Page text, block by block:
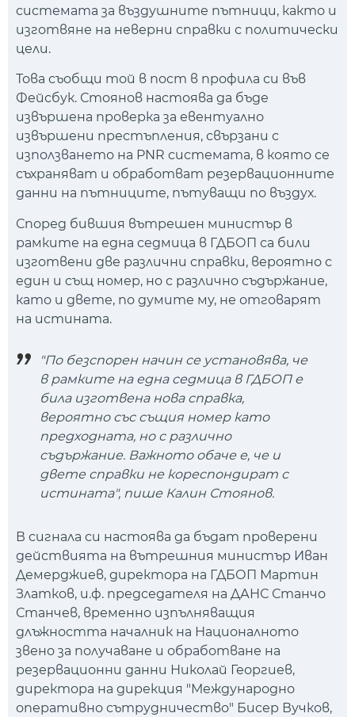
системата за въздушните пътници, както и
изготвяне на неверни справки с политически
цели.
Това съобщи той в пост в профила си във
Фейсбук. Стоянов настоява да бъде
извършена проверка за евентуално
извършени престъпления, свързани с
използването на PNR системата, в която се
съхраняват и обработват резервационните
данни на пътниците, пътуващи по въздух.
Според бившия вътрешен министър в
рамките на една седмица в ГДБОП са били
изготвени две различни справки, вероятно с
един и същ номер, но с различно съдържание,
като и двете, по думите му, не отговарят
на истината.
"По безспорен начин се установява, че
в рамките на една седмица в ГДБОП е
била изготвена нова справка,
вероятно със същия номер като
предходната, но с различно
съдържание. Важното обаче е, че и
двете справки не кореспондират с
истината", пише Калин Стоянов.
В сигнала си настоява да бъдат проверени
действията на вътрешния министър Иван
Демерджиев, директора на ГДБОП Мартин
Златков, и.ф. председателя на ДАНС Станчо
Станчев, временно изпълняващия
длъжността началник на Националното
звено за получаване и обработване на
резервационни данни Николай Георгиев,
директора на дирекция "Международно
оперативно сътрудничество" Бисер Вучков,